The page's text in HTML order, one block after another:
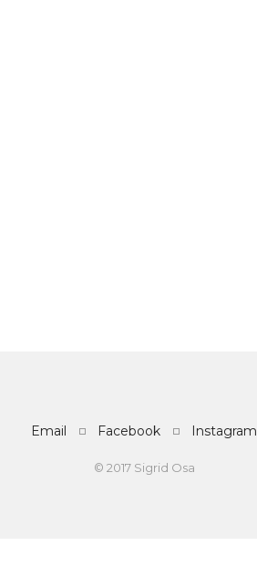
Email Facebook Instagram
© 2017 Sigrid Osa